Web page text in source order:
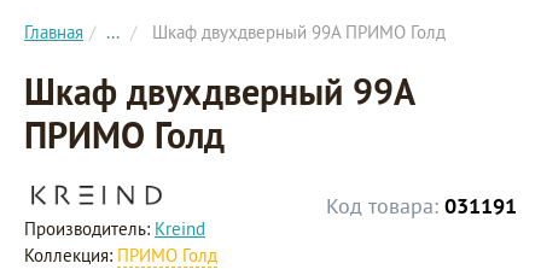
Главная ... Шкаф двухдверный 99A ПРИМО Голд
Шкаф двухдверный 99A
ПРИМО Голд
Код товара: 031191
Производитель: Kreind
Коллекция: ПРИМО Голд